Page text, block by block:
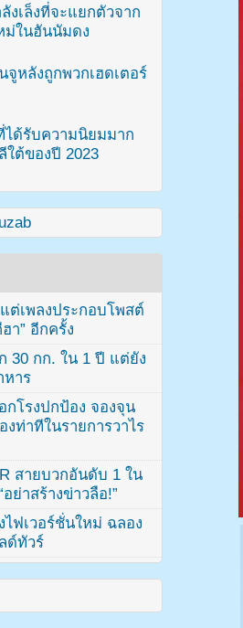
งเล็งที่จะแยกตัวจาก
ม่ในฮันนัมดง
หลังถูกพวกเฮดเตอร์
ด้รับความนิยมมาก
ใต้ของปี 2023
ต่เพลงประกอบโพสต์
า” อีกครั้ง
30 กก. ใน 1 ปี แต่ยัง
หาร
กโรงปกป้อง จองจุน
ท่าทีในรายการวาไร
สายบวกอันดับ 1 ใน
ย่าสร้างข่าวลือ!”
ไฟเวอร์ชั่นใหม่ ฉลอง
ด์ทัวร์